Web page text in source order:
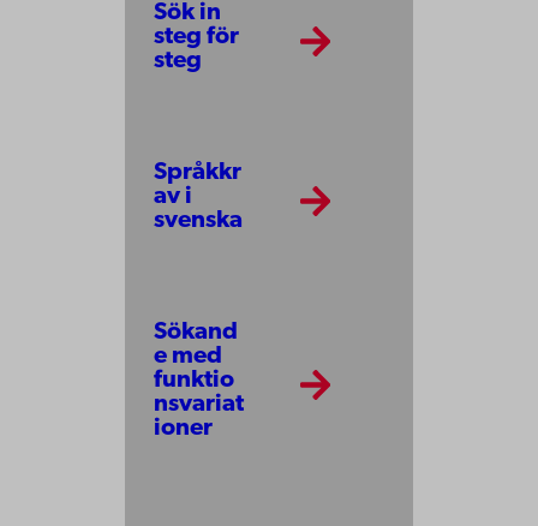
Sök in
steg för
steg
Språkkr
av i
svenska
Sökand
e med
funktio
nsvariat
ioner